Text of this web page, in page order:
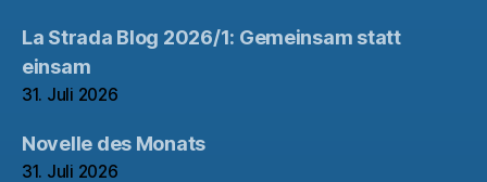
La Strada Blog 2026/1: Gemeinsam statt
einsam
31. Juli 2026
Novelle des Monats
31. Juli 2026